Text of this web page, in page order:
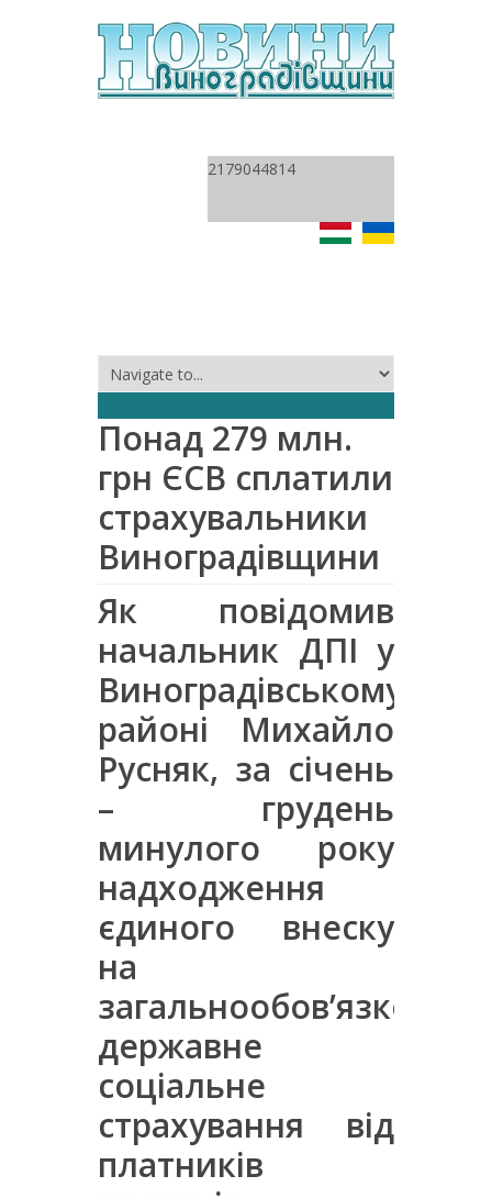
2179044814
Понад 279 млн.
грн ЄСВ сплатили
страхувальники
Виноградівщини
Як повідомив
начальник ДПІ у
Виноградівському
районі Михайло
Русняк, за січень
– грудень
минулого року
надходження
єдиного внеску
на
загальнообов’язкове
державне
соціальне
страхування від
платників